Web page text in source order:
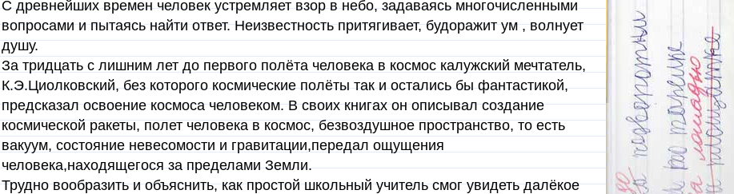
С древнейших времен человек устремляет взор в небо, задаваясь многочисленными
вопросами и пытаясь найти ответ. Неизвестность притягивает, будоражит ум , волнует
душу.
За тридцать с лишним лет до первого полёта человека в космос калужский мечтатель,
К.Э.Циолковский, без которого космические полёты так и остались бы фантастикой,
предсказал освоение космоса человеком. В своих книгах он описывал создание
космической ракеты, полет человека в космос, безвоздушное пространство, то есть
вакуум, состояние невесомости и гравитации,передал ощущения
человека,находящегося за пределами Земли.
Трудно вообразить и объяснить, как простой школьный учитель смог увидеть далёкое